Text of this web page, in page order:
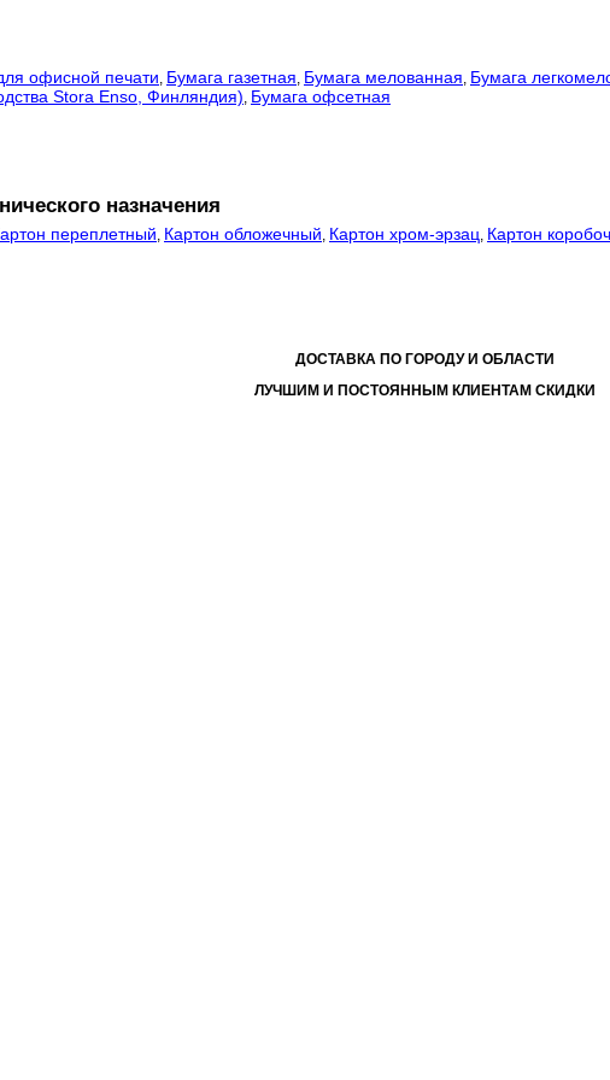
офисной печати, Бумага газетная, Бумага мелованная, Бумага
Stora Enso, Финляндия), Бумага офсетная
назначения
переплетный, Картон обложечный, Картон хром-эрзац, Картон
ДОСТАВКА ПО ГОРОДУ И ОБЛАСТИ
ЛУЧШИМ И ПОСТОЯННЫМ КЛИЕНТАМ СКИДКИ